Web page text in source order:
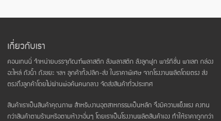
เกี่ยวกับเรา
คอนเทนนี่ จำหน่ายบรรจุภัณฑ์พลาสติก ลังพลาสติก ลังลูกฟูก พาร์ทิชั่น พาเลท กล่อง
อะไหล่ ถังน้ำ ถังขยะ ฯลฯ ลูกค้าทั้งปลีก-ส่ง ในราคาพิเศษ จากโรงงานผลิตโดยตรง ส่ง
ตรงถึงลูกค้าโดยไม่ผ่านพ่อค้นคนกลาง จัดส่งสินค้าทั่วประเทศ
สินค้าเราเป็นสินค้าคุณภาพ สำหรับงานอุตสาหกรรมเป็นหลัก จึงมีความแข็งแรง คงทน
กว่าสินค้าตามร้านหรือตามห้างฯอื่นๆ โดยเราเป็นโรงงานผลิตสินค้าเอง ทำให้ราคาถูกกว่า